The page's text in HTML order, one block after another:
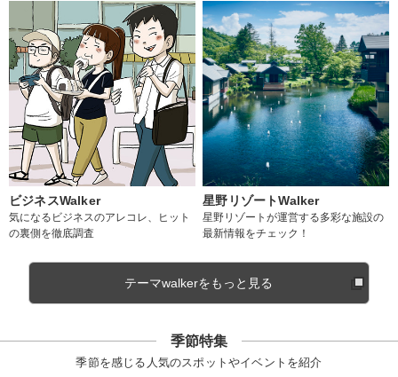
ビジネスWalker
気になるビジネスのアレコレ、ヒット
の裏側を徹底調査
星野リゾートWalker
星野リゾートが運営する多彩な施設の
最新情報をチェック！
テーマwalkerをもっと見る
季節特集
季節を感じる人気のスポットやイベントを紹介